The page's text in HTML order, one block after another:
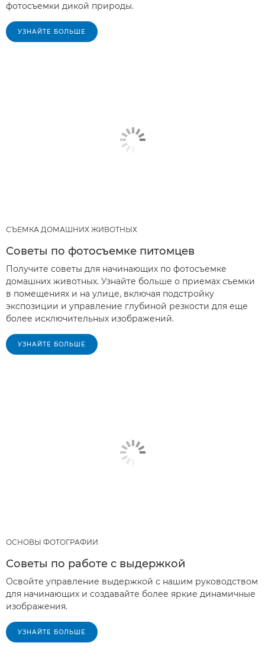
фотосъемки дикой природы.
УЗНАЙТЕ БОЛЬШЕ
СЪЕМКА ДОМАШНИХ ЖИВОТНЫХ
Советы по фотосъемке питомцев
Получите советы для начинающих по фотосъемке
домашних животных. Узнайте больше о приемах съемки
в помещениях и на улице, включая подстройку
экспозиции и управление глубиной резкости для еще
более исключительных изображений.
УЗНАЙТЕ БОЛЬШЕ
ОСНОВЫ ФОТОГРАФИИ
Советы по работе с выдержкой
Освойте управление выдержкой с нашим руководством
для начинающих и создавайте более яркие динамичные
изображения.
УЗНАЙТЕ БОЛЬШЕ